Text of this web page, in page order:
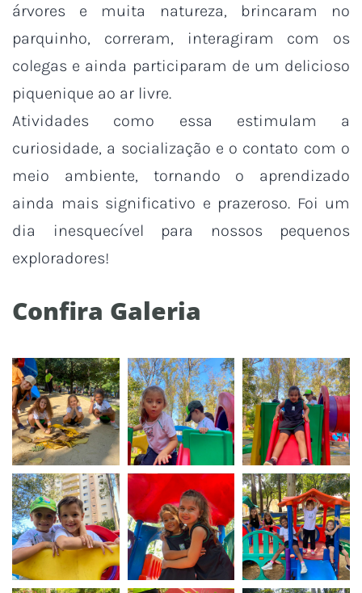
árvores e muita natureza, brincaram no
parquinho, correram, interagiram com os
colegas e ainda participaram de um delicioso
piquenique ao ar livre.
Atividades como essa estimulam a
curiosidade, a socialização e o contato com o
meio ambiente, tornando o aprendizado
ainda mais significativo e prazeroso. Foi um
dia inesquecível para nossos pequenos
exploradores!
Confira Galeria